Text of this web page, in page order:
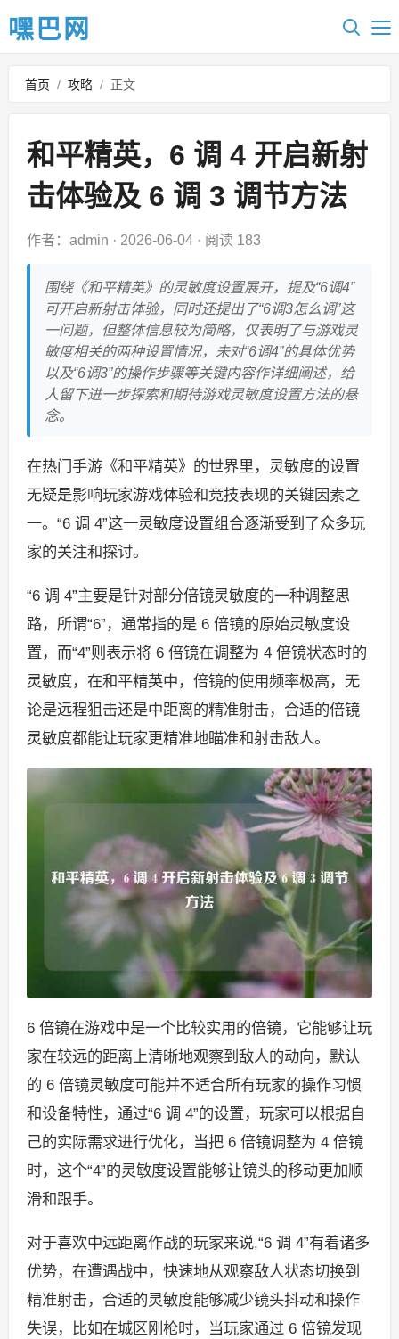
嘿巴网
首页 / 攻略 / 正文
和平精英，6 调 4 开启新射
击体验及 6 调 3 调节方法
作者：admin · 2026-06-04· 阅读 183
围绕《和平精英》的灵敏度设置展开，提及“6调4”
可开启新射击体验，同时还提出了“6调3怎么调”这
一问题，但整体信息较为简略，仅表明了与游戏灵
敏度相关的两种设置情况，未对“6调4”的具体优势
以及“6调3”的操作步骤等关键内容作详细阐述，给
人留下进一步探索和期待游戏灵敏度设置方法的悬
念。
在热门手游《和平精英》的世界里，灵敏度的设置
无疑是影响玩家游戏体验和竞技表现的关键因素之
一。“6 调 4”这一灵敏度设置组合逐渐受到了众多玩
家的关注和探讨。
“6 调 4”主要是针对部分倍镜灵敏度的一种调整思
路，所谓“6”，通常指的是 6 倍镜的原始灵敏度设
置，而“4”则表示将 6 倍镜在调整为 4 倍镜状态时的
灵敏度，在和平精英中，倍镜的使用频率极高，无
论是远程狙击还是中距离的精准射击，合适的倍镜
灵敏度都能让玩家更精准地瞄准和射击敌人。
6 倍镜在游戏中是一个比较实用的倍镜，它能够让玩
家在较远的距离上清晰地观察到敌人的动向，默认
的 6 倍镜灵敏度可能并不适合所有玩家的操作习惯
和设备特性，通过“6 调 4”的设置，玩家可以根据自
己的实际需求进行优化，当把 6 倍镜调整为 4 倍镜
时，这个“4”的灵敏度设置能够让镜头的移动更加顺
滑和跟手。
对于喜欢中远距离作战的玩家来说,“6 调 4”有着诸多
优势，在遭遇战中，快速地从观察敌人状态切换到
精准射击，合适的灵敏度能够减少镜头抖动和操作
失误，比如在城区刚枪时，当玩家通过 6 倍镜发现